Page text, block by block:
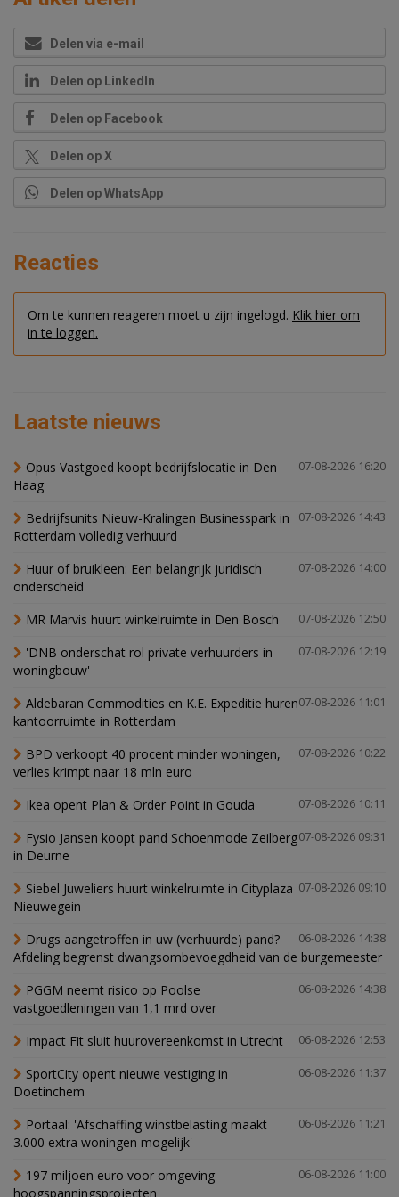
Delen via e-mail
Delen op LinkedIn
Delen op Facebook
Delen op X
Delen op WhatsApp
Reacties
Om te kunnen reageren moet u zijn ingelogd. Klik hier om
in te loggen.
Laatste nieuws
07-08-2026 16:20
Opus Vastgoed koopt bedrijfslocatie in Den
Haag
07-08-2026 14:43
Bedrijfsunits Nieuw-Kralingen Businesspark in
Rotterdam volledig verhuurd
07-08-2026 14:00
Huur of bruikleen: Een belangrijk juridisch
onderscheid
07-08-2026 12:50
MR Marvis huurt winkelruimte in Den Bosch
07-08-2026 12:19
'DNB onderschat rol private verhuurders in
woningbouw'
07-08-2026 11:01
Aldebaran Commodities en K.E. Expeditie huren
kantoorruimte in Rotterdam
07-08-2026 10:22
BPD verkoopt 40 procent minder woningen,
verlies krimpt naar 18 mln euro
07-08-2026 10:11
Ikea opent Plan & Order Point in Gouda
07-08-2026 09:31
Fysio Jansen koopt pand Schoenmode Zeilberg
in Deurne
07-08-2026 09:10
Siebel Juweliers huurt winkelruimte in Cityplaza
Nieuwegein
06-08-2026 14:38
Drugs aangetroffen in uw (verhuurde) pand?
Afdeling begrenst dwangsombevoegdheid van de burgemeester
06-08-2026 14:38
PGGM neemt risico op Poolse
vastgoedleningen van 1,1 mrd over
06-08-2026 12:53
Impact Fit sluit huurovereenkomst in Utrecht
06-08-2026 11:37
SportCity opent nieuwe vestiging in
Doetinchem
06-08-2026 11:21
Portaal: 'Afschaffing winstbelasting maakt
3.000 extra woningen mogelijk'
06-08-2026 11:00
197 miljoen euro voor omgeving
hoogspanningsprojecten